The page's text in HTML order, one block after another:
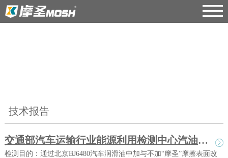
摩圣技术
技术报告
交通部汽车运输行业能源利用检测中心汽油车道路检测
检测目的：通过北京BJ6480汽车润滑油中加与不加“摩圣”摩擦表面改